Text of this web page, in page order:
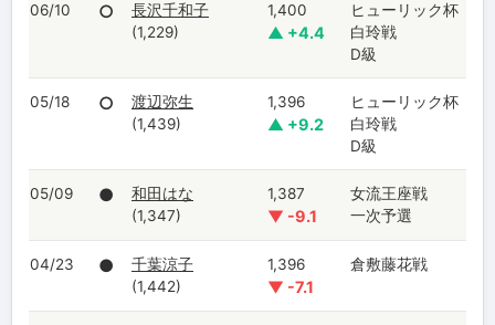
06/10 ○
長沢千和子
(1,229)
1,400
▲ +4.4
ヒューリック杯
白玲戦
D級
05/18 ○
渡辺弥生
(1,439)
1,396
▲ +9.2
ヒューリック杯
白玲戦
D級
05/09 ●
和田はな
(1,347)
1,387
▼ -9.1
女流王座戦
一次予選
04/23 ●
千葉涼子
(1,442)
1,396
▼ -7.1
倉敷藤花戦